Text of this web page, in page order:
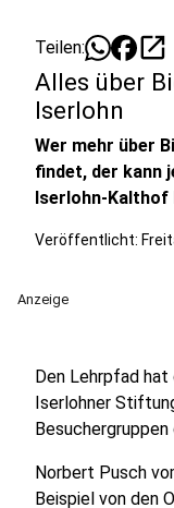
Teilen: open_in_new
Alles über
Iserlohn
Wer mehr über
findet, der kann
Iserlohn-Kalthof
Veröffentlicht:
Anzeige
Den Lehrpfad
Iserlohner
Besuchergruppen
Norbert Pusch
Beispiel von den